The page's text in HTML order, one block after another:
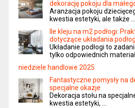
dekorację pokoju dla
Aranżacja pokoju
kwestia estetyki, ale także …
Ile kleju na m2 podłogi:
dotyczące układania
Układanie podłogi to
tylko odpowiednich
niedziele handlowe 2025
Fantastyczne pomysły na
specjalne okazje
Dekoracja stołu na
kwestia estetyki, …